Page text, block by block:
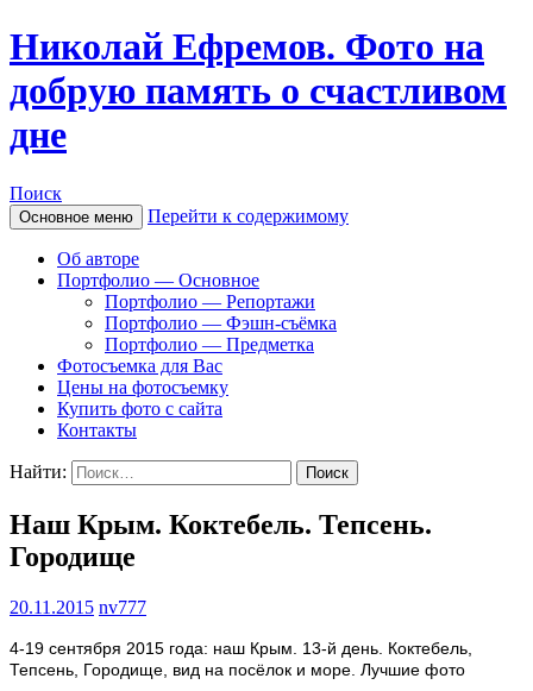
Николай Ефремов. Фото на
добрую память о счастливом
дне
Поиск
Основное меню Перейти к содержимому
Об авторе
Портфолио — Основное
Портфолио — Репортажи
Портфолио — Фэшн-съёмка
Портфолио — Предметка
Фотосъемка для Вас
Цены на фотосъемку
Купить фото с сайта
Контакты
Найти:
Наш Крым. Коктебель. Тепсень.
Городище
20.11.2015 nv777
4-19 сентября 2015 года: наш Крым. 13-й день. Коктебель,
Тепсень, Городище, вид на посёлок и море. Лучшие фото